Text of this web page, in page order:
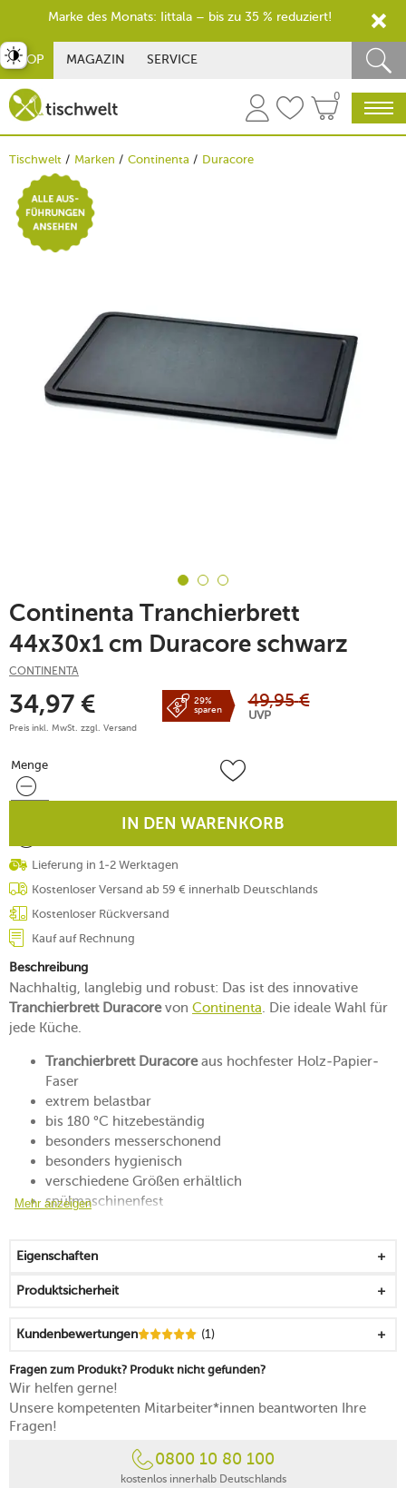
SHOP MAGAZIN SERVICE
0
Tischwelt Marken Continenta Duracore
Continenta Tranchierbrett
44x30x1 cm Duracore schwarz
CONTINENTA
34,97 €
Preis inkl. MwSt. zzgl. Versand
29%
sparen
49,95 €
UVP
Menge
Menge
IN DEN WARENKORB
Lieferung in 1-2 Werktagen
Kostenloser Versand ab 59 € innerhalb Deutschlands
Kostenloser Rückversand
Kauf auf Rechnung
Beschreibung
Nachhaltig, langlebig und robust: Das ist des innovative
Tranchierbrett Duracorevon Continenta. Die ideale Wahl für
jede Küche.
Tranchierbrett Duracoreaus hochfester Holz-Papier-
Faser
extrem belastbar
bis 180 °C hitzebeständig
besonders messerschonend
besonders hygienisch
verschiedene Größen erhältlich
spülmaschinenfest
glätten, anschließend unter fließend Wasser säubern
und gleichmäßig einölen
Mehr anzeigen
Eigenschaften
Produktsicherheit
Kundenbewertungen (1)
Fragen zum Produkt? Produkt nicht gefunden?
Wir helfen gerne!
Unsere kompetenten Mitarbeiter*innen beantworten Ihre
Fragen!
0800 10 80 100
kostenlos innerhalb Deutschlands
umschalten
Marke des Monats: Iittala – bis zu 35 % reduziert!